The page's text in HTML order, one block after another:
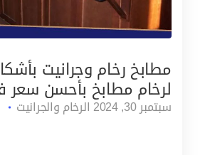
مطابخ رخام وجرانيت
لرخام مطابخ بأحسن
سبتمبر 30, 2024 الرخام والجرانيت